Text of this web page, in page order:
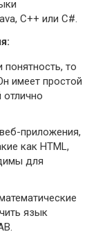
C++ или C#.
понятность, то
имеет простой
отлично
приложения,
как HTML,
для
язык